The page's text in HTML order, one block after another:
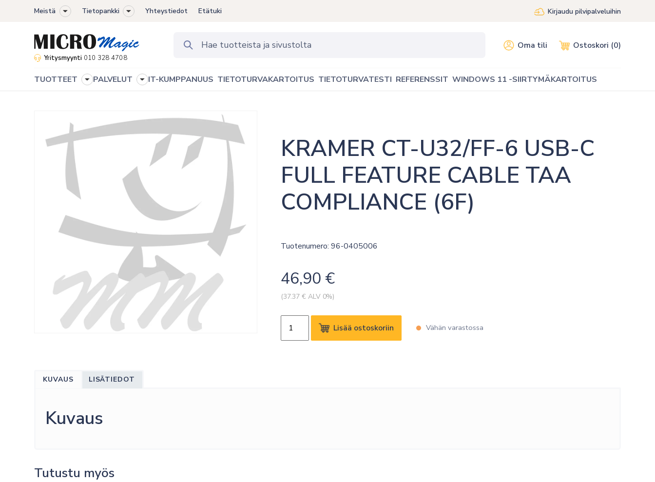
Meistä
Toggle
menu
Tietopankki
Toggle
menu
Yhteystiedot Etätuki Kirjaudu pilvipalveluihin
Yritysmyynti 010 328 4708
Oma tili Ostoskori (0)
TUOTTEET
Toggle
PALVELUT
Toggle
IT-KUMPPANUUS TIETOTURVAKARTOITUS TIETOTURVATESTI REFERENSSIT WINDOWS 11 -SIIRTYMÄKARTOITUS
KRAMER CT-U32/FF-6 USB-C
FULL FEATURE CABLE TAA
COMPLIANCE (6F)
Tuotenumero: 96-0405006
46,90 €
(37.37 € ALV 0%)
Vähän varastossa
CT-
Lisää ostoskoriin
KUVAUS LISÄTIEDOT
Kuvaus
Tutustu myös